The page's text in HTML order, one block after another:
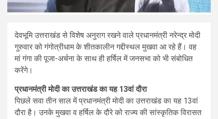
देवभूमि उत्तराखंड से विशेष अनुराग रखने वाले प्रधानमंत्री नरेन्द्र मोदी
गुरुवार को गंगोत्रीधाम के शीतकालीन गद्दीस्थल मुखवा आ रहे हैं। वह
मां गंगा की पूजा-अर्चना के साथ ही हर्षिल में जनसभा को भी संबोधित
करेंगे।
प्रधानमंत्री मोदी का उत्तराखंड का यह 13वां दौरा
पिछले सवा तीन साल में प्रधानमंत्री मोदी का उत्तराखंड का यह 13वां
दौरा है। उनके मुखवा व हर्षिल के दौरे को राज्य की सांस्कृतिक विरासत